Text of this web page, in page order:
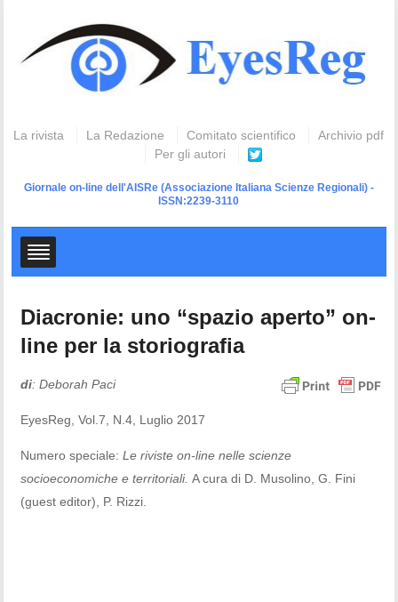
La rivista La Redazione Comitato scientifico
Archivio pdf
Per gli autori
Giornale on-line dell'AISRe (Associazione Italiana Scienze Regionali) -
ISSN:2239-3110
Diacronie: uno “spazio aperto” on-
line per la storiografia
di: Deborah Paci
EyesReg, Vol.7, N.4, Luglio 2017
Numero speciale:Le riviste on-line nelle scienze
socioeconomiche e territoriali.A cura di D. Musolino, G. Fini
(guest editor), P. Rizzi.